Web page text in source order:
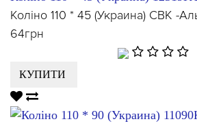
Колiно 110 * 45 (Украина) СВК -
64грн
КУПИТИ